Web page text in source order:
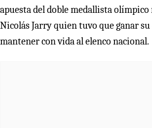
apuesta del doble medallista
Nicolás Jarry quien tuvo que ganar
mantener con vida al elenco nacional.